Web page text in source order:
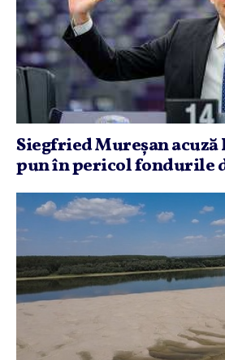
Siegfried Mureşan acuză
pun în pericol fondurile